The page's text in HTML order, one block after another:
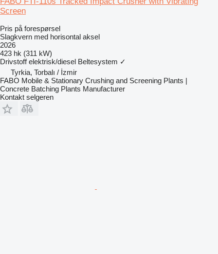
Screen
Pris på forespørsel
Slagkvern med horisontal aksel
2026
423 hk (311 kW)
Drivstoff elektrisk/diesel Beltesystem ✓
Tyrkia, Torbalı / İzmir
FABO Mobile & Stationary Crushing and Screening Plants |
Concrete Batching Plants Manufacturer
Kontakt selgeren